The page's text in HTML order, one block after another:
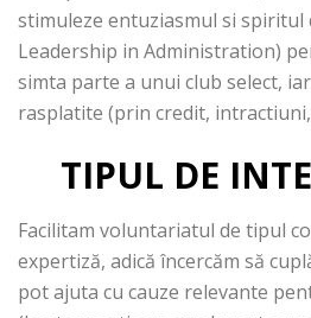
stimuleze entuziasmul si spiritul
Leadership in Administration)
simta parte a unui club select,
rasplatite (prin credit, intractiuni,
TIPUL DE
Facilitam voluntariatul de tipul
expertiză, adică încercăm să
pot ajuta cu cauze relevante